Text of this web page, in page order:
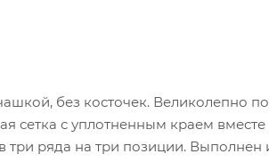
без косточек. Великолепно
сетка с уплотненным краем
ряда на три позиции.